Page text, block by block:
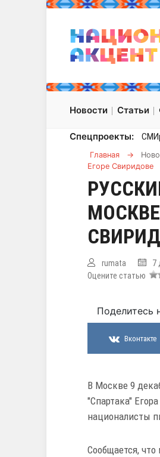
Новости Статьи
Спецпроекты:
Главная →
Егоре Свиридове
rumata 7
Оцените статью
Поделитесь
Вконтакте
В Москве 9
"Спартака"
националисты
Сообщается,